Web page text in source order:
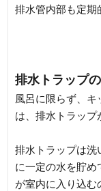
排水管内部も定期
排水トラップ
風呂に限らず、
は、排水トラップ
排水トラップは洗
に一定の水を貯め
が室内に入り込む